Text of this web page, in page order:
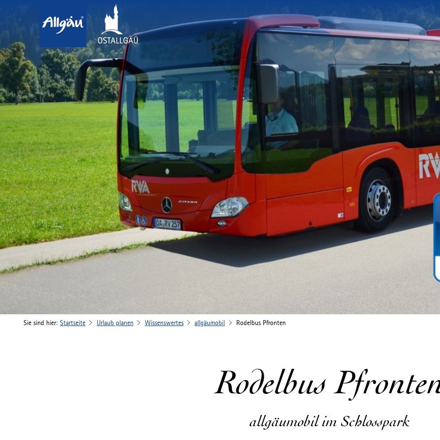
Sie sind hier: Startseite Urlaub planen Wissenswertes allgäumobil Rodelbus Pfronten
Rodelbus
allgäumobil im Schlosspark